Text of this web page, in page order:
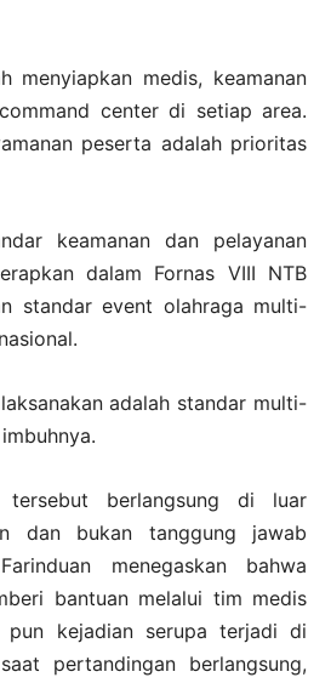
menyiapkan medis, keamanan
center di setiap area.
peserta adalah prioritas
keamanan dan pelayanan
dalam Fornas VIII NTB
standar event olahraga multi-
adalah standar multi-
tersebut berlangsung di luar
dan bukan tanggung jawab
menegaskan bahwa
bantuan melalui tim medis
kejadian serupa terjadi di
pertandingan berlangsung,